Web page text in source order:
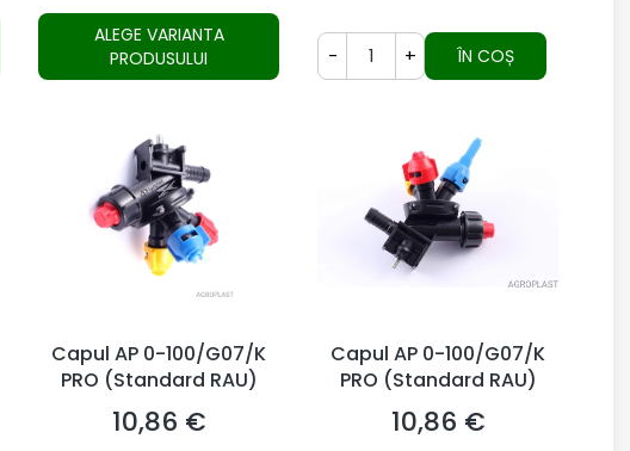
ALEGE VARIANTA
PRODUSULUI
- + ÎN COȘ
Capul AP 0-100/G07/K
PRO (Standard RAU)
Preț
10,86 €
Capul AP 0-100/G07/K
PRO (Standard RAU)
Preț
10,86 €